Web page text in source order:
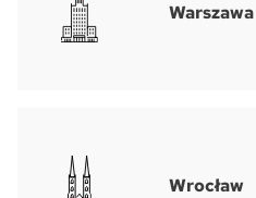
Warszawa
Wrocław